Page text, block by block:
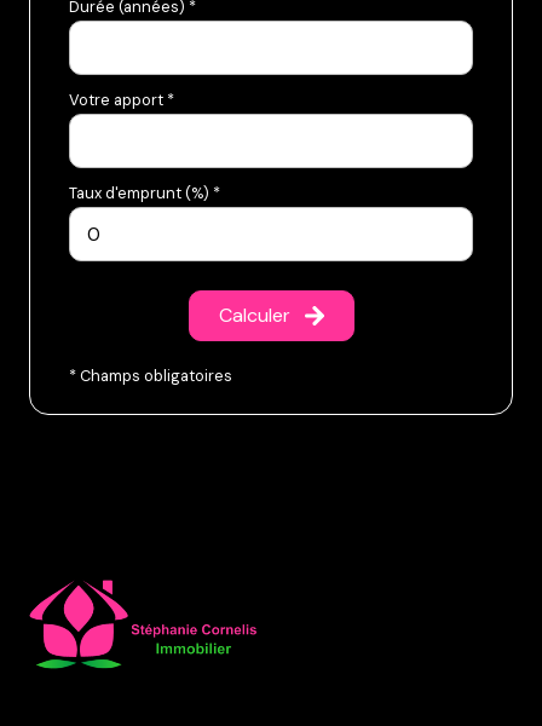
Durée (années) *
Votre apport *
Taux d'emprunt (%) *
Calculer
* Champs obligatoires